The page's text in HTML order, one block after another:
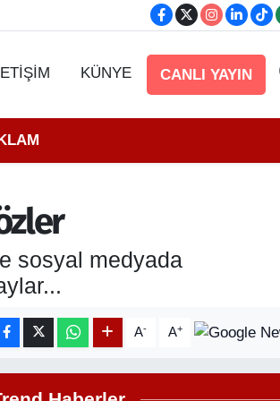
KÜNYE CANLI YAYIN
sosyal medyada
A- A+